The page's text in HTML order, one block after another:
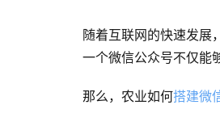
随着互联网的快速发展，
一个微信公众号不仅能
那么，农业如何搭建微